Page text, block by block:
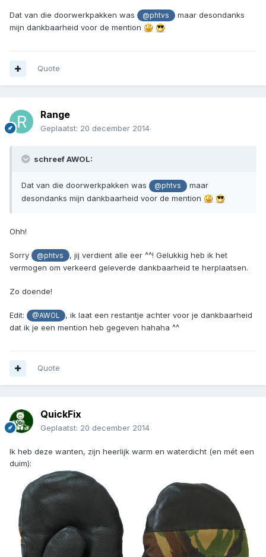
Dat van die doorwerkpakken was @phtvs
maar desondanks
mijn dankbaarheid voor de mention
Quote
Range
Geplaatst: 20 december 2014
schreef AWOL:
Dat van die doorwerkpakken was @phtvs
maar
desondanks mijn dankbaarheid voor de mention
Ohh!
Sorry @phtvs
, jij verdient alle eer ^^! Gelukkig heb ik het
vermogen om verkeerd geleverde dankbaarheid te herplaatsen.
Zo doende!
Edit: @AWOL
, ik laat een restantje achter voor je dankbaarheid
dat ik je een mention heb gegeven hahaha ^^
Quote
QuickFix
Geplaatst: 20 december 2014
Ik heb deze wanten, zijn heerlijk warm en waterdicht (en mét een
duim):